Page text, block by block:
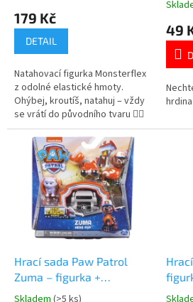
produktu
5
hvězdiček.
179 Kč
DETAIL
Natahovací figurka Monsterflex
z odolné elastické hmoty.
Ohýbej, kroutíš, natahuj – vždy
se vrátí do původního tvaru 🦸‍♂️
Více produktů s
motivem 👉 AVENGERS
49
Hrací sada Paw Patrol
Zuma – figurka +
příslušenství
Skladem (>5 ks)